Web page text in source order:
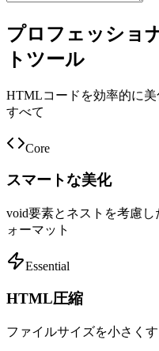
プロフェッショ
トツール
HTMLコードを効率的に
すべて
Core
スマートな美化
void要素とネストを考慮
ォーマット
Essential
HTML圧縮
ファイルサイズを小さく